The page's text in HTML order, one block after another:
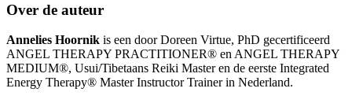
Over de auteur
Annelies Hoornik is een door Doreen Virtue, PhD gecertificeerd
ANGEL THERAPY PRACTITIONER® en ANGEL THERAPY
MEDIUM®, Usui/Tibetaans Reiki Master en de eerste Integrated
Energy Therapy® Master Instructor Trainer in Nederland.